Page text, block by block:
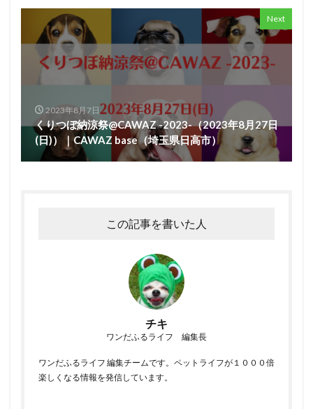
Next
2023年8月7日
くりつぼ納涼祭@CAWAZ -2023-（2023年8月27日
(日)）｜CAWAZ base（埼玉県日高市）
この記事を書いた人
チキ
ワンだふるライフ 編集長
ワンだふるライフ 編集チームです。ペットライフが１０００倍
楽しくなる情報を発信しています。